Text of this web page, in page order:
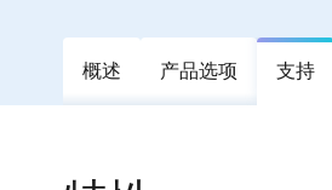
概述 产品选项 支持